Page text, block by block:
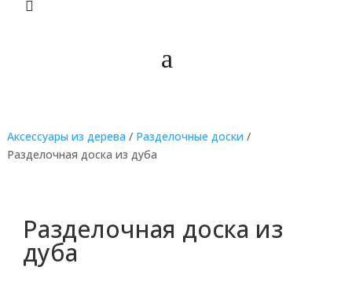
Аксессуары из дерева / Разделочные доски /
Разделочная доска из дуба
Разделочная доска из
дуба